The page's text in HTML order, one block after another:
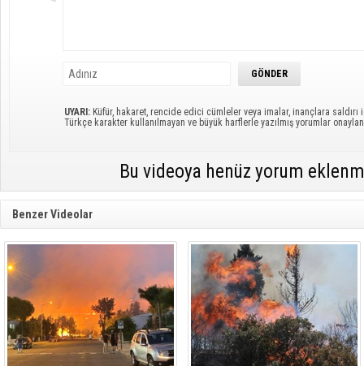
UYARI: Küfür, hakaret, rencide edici cümleler veya imalar, inançlara saldırı
Türkçe karakter kullanılmayan ve büyük harflerle yazılmış yorumlar
Bu videoya henüz yorum
Benzer Videolar